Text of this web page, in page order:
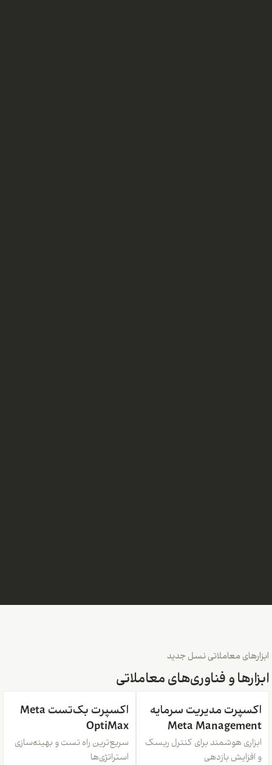
ابزارهای معاملاتی نسل جدید
ابزارها و فناوری‌های معاملاتی
اکسپرت مدیریت سرمایه
Meta Management
ابزاری هوشمند برای کنترل ریسک
و افزایش بازدهی
اکسپرت بک‌تست Meta
OptiMax
سریع‌ترین راه تست و بهینه‌سازی
استراتژی‌ها